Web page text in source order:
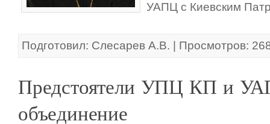
УАПЦ с Киевским
Подготовил: Слесарев А.В. | Просмотров:
Предстоятели УПЦ КП и
объединение